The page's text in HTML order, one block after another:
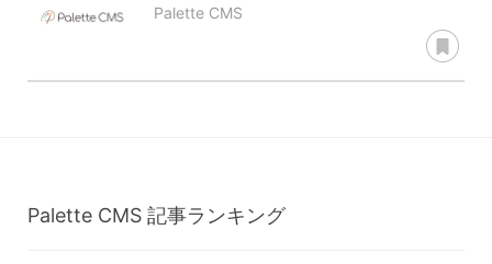
Palette CMS
Palette CMS 記事ランキング